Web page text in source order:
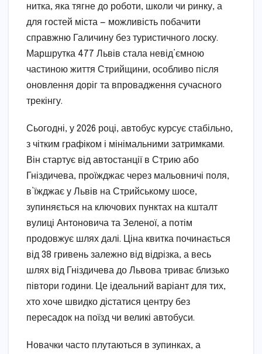
нитка, яка тягне до роботи, школи чи ринку, а
для гостей міста — можливість побачити
справжню Галичину без туристичного лоску.
Маршрутка 477 Львів стала невід’ємною
частиною життя Стрийщини, особливо після
оновлення доріг та впровадження сучасного
трекінгу.
Сьогодні, у 2026 році, автобус курсує стабільно,
з чітким графіком і мінімальними затримками.
Він стартує від автостанції в Стрию або
Гніздичева, проїжджає через мальовничі поля,
в’їжджає у Львів на Стрийському шосе,
зупиняється на ключових пунктах на кшталт
вулиці Антоновича та Зеленої, а потім
продовжує шлях далі. Ціна квитка починається
від 38 гривень залежно від відрізка, а весь
шлях від Гніздичева до Львова триває близько
півтори години. Це ідеальний варіант для тих,
хто хоче швидко дістатися центру без
пересадок на поїзд чи великі автобуси.
Новачки часто плутаються в зупинках, а